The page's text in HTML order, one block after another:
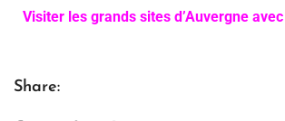
Visiter les grands sites d’Auvergne
Share: